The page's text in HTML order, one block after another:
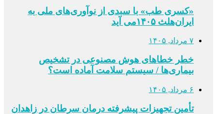
«کسری طب» با سبدی از نوآوری‌های ملی به
ایران‌هلث ۱۴۰۵می‌ آید
۷ مرداد, ۱۴۰۵
خطر خطاهای هوش مصنوعی در تشخیص
بیماری‌ها / سیستم سلامت آماده است؟
۶ مرداد, ۱۴۰۵
تأمین تجهیزات پیشرفته درمان سرطان در زاهدان